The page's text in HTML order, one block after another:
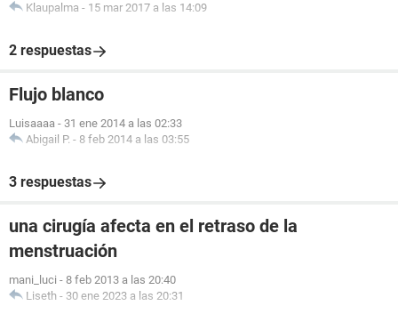
Klaupalma - 15 mar 2017 a las 14:09
2 respuestas
Flujo blanco
Luisaaaa - 31 ene 2014 a las 02:33
Abigail P. - 8 feb 2014 a las 03:55
3 respuestas
una cirugía afecta en el retraso de la
menstruación
mani_luci - 8 feb 2013 a las 20:40
Liseth - 30 ene 2023 a las 20:31